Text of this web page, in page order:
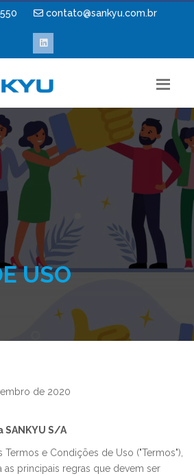
contato@sankyu.com.br
USO
de 2020
S/A
e Condições de Uso ("Termos"),
principais regras que devem ser